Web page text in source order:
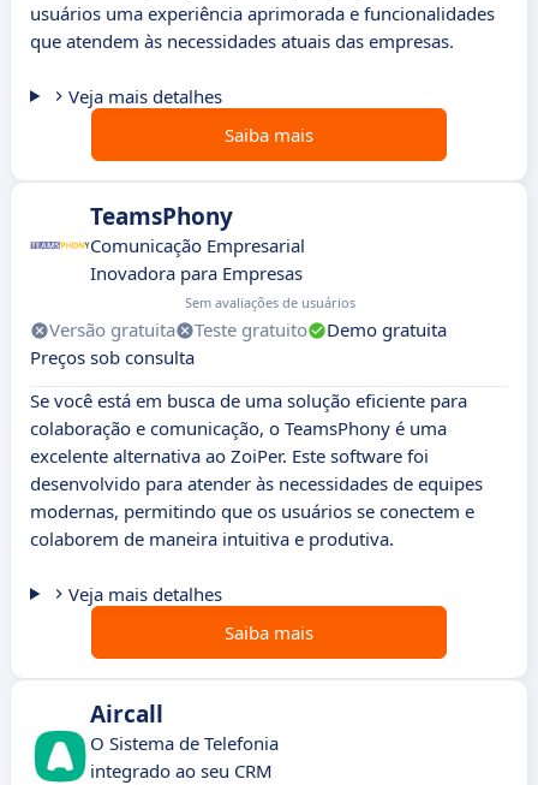
usuários uma experiência aprimorada e funcionalidades
que atendem às necessidades atuais das empresas.
Veja mais detalhes
Saiba mais
TeamsPhony
Comunicação Empresarial
Inovadora para Empresas
Sem avaliações de usuários
Versão gratuita Teste gratuito
Demo gratuita
Preços sob consulta
Se você está em busca de uma solução eficiente para
colaboração e comunicação, o TeamsPhony é uma
excelente alternativa ao ZoiPer. Este software foi
desenvolvido para atender às necessidades de equipes
modernas, permitindo que os usuários se conectem e
colaborem de maneira intuitiva e produtiva.
Veja mais detalhes
Saiba mais
Aircall
O Sistema de Telefonia
integrado ao seu CRM